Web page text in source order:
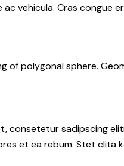
ac vehicula. Cras congue
of polygonal sphere.
consetetur sadipscing
et ea rebum. Stet clita